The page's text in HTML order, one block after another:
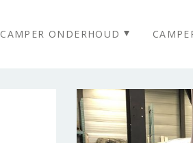
CAMPER ONDERHOUD
Homepage
Camper Huren
Camper Kopen